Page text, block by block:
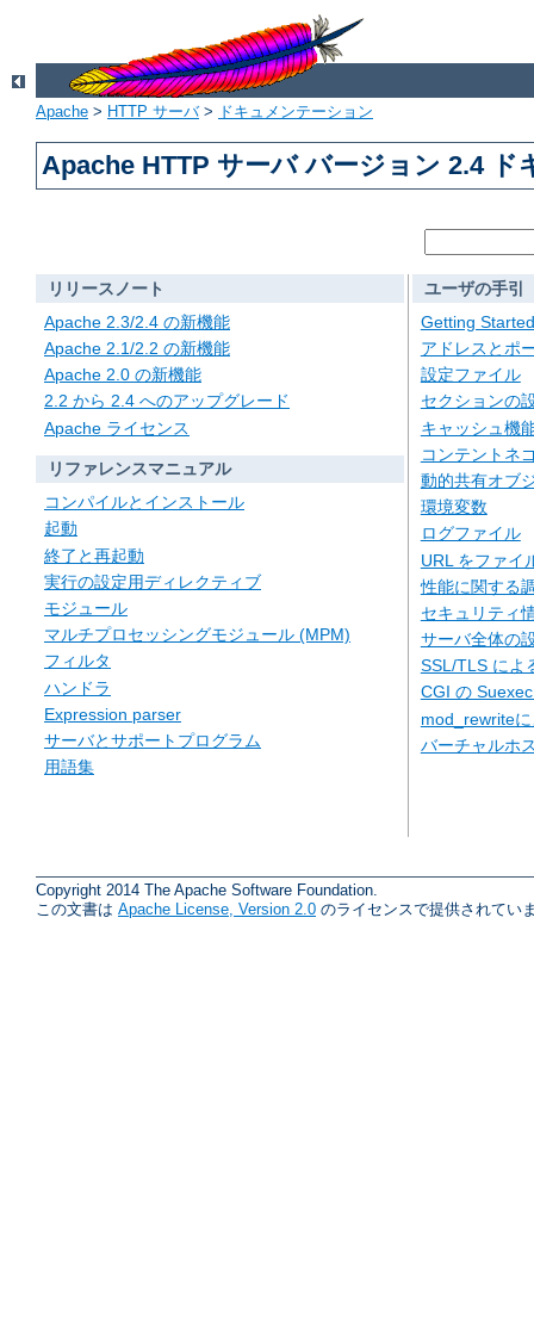
Apache > HTTP サーバ> ドキュメンテーション
Apache HTTP サーバ バージョン 2.4 ド
リリースノート
Apache 2.3/2.4 の新機能
Apache 2.1/2.2 の新機能
Apache 2.0 の新機能
2.2 から 2.4 へのアップグレード
Apache ライセンス
リファレンスマニュアル
コンパイルとインストール
起動
終了と再起動
実行の設定用ディレクティブ
モジュール
マルチプロセッシングモジュール (MPM)
フィルタ
ハンドラ
Expression parser
サーバとサポートプログラム
用語集
ユーザの手引
Getting Started
アドレスとポ
設定ファイル
セクションの
キャッシュ機
コンテントネ
動的共有オブ
環境変数
ログファイル
URL をファイ
性能に関する
セキュリティ
サーバ全体の
SSL/TLS によ
CGI の
mod_rewrite
バーチャルホ
Copyright 2014 The Apache Software Foundation.
この文書は Apache License, Version 2.0 のライセンスで提供されてい